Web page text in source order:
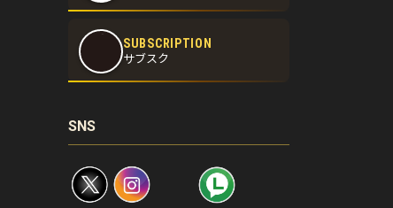
SUBSCRIPTION
サブスク
SNS